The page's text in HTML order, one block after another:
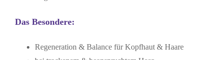
Das Besondere:
Regeneration & Balance für Kopfhaut & Haare